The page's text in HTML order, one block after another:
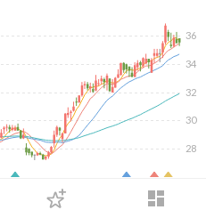
dashboard
登入
28
30
32
34
36